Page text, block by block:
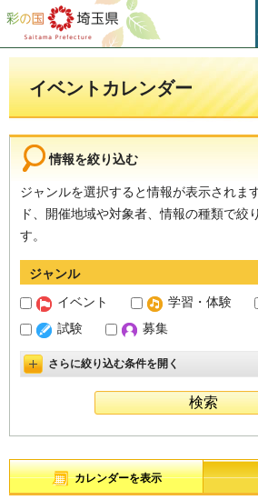
彩の国 埼玉県
イベントカレンダー
情報を絞り込む
ジャンルを選択すると情報が表示されま
ド、開催地域や対象者、情報の種類で絞
す。
ジャンル
イベント
学習・体験
試験
募集
詳細設定を開く
さらに絞り込む条件を開く
カレンダーを表示